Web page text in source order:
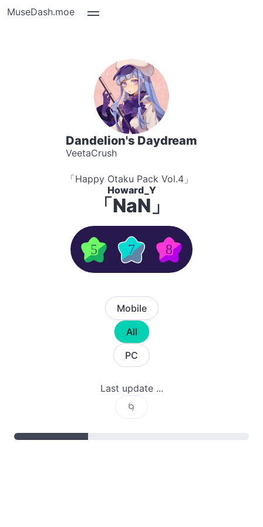
MuseDash.moe
Dandelion's Daydream
VeetaCrush
「Happy Otaku Pack Vol.4」
Howard_Y
「NaN」
5 7 8
Mobile
All
PC
Last update ...
🌀